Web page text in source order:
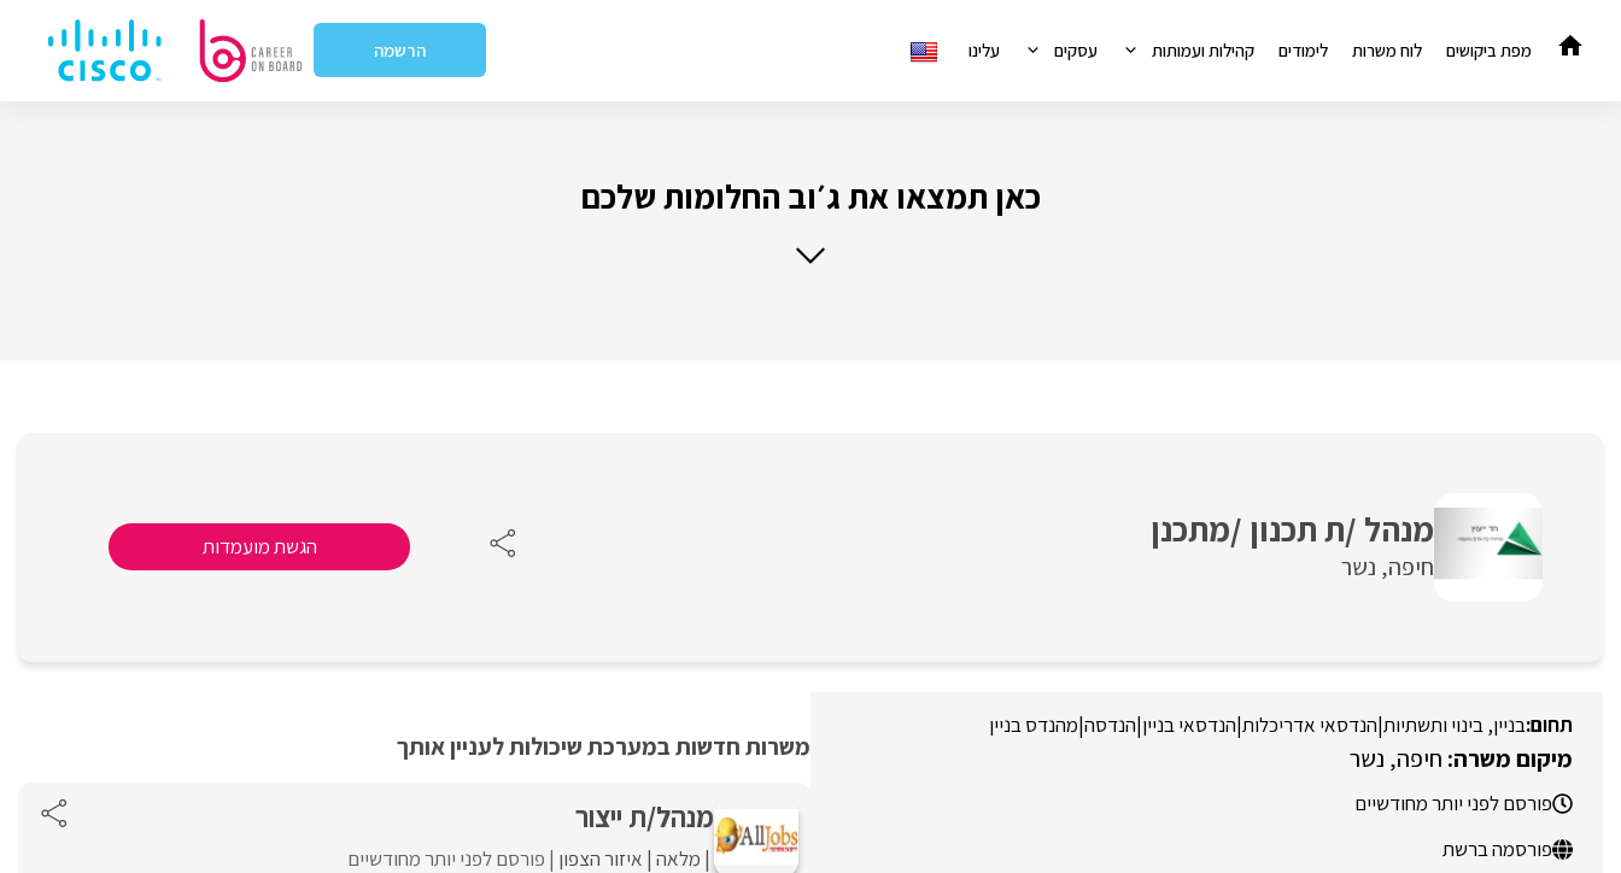
לתוכן
מפת ביקושים לוח משרות לימודים קהילות ועמותות עסקים עלינו הרשמה
כאן תמצאו את ג׳וב החלומות שלכם
מנהל /ת תכנון /מתכנן
חיפה נשר
הגשת מועמדות
בניין, בינוי ותשתיות|הנדסאי אדריכלות|הנדסאי בניין|הנדסה|מהנדס בניין
חיפה נשר
פורסם לפני יותר מחודשיים
פורסמה ברשת
משרות חדשות במערכת שיכולות לעניין אותך
מנהל/ת ייצור
מלאה איזור הצפון פורסם לפני יותר מחודשיים